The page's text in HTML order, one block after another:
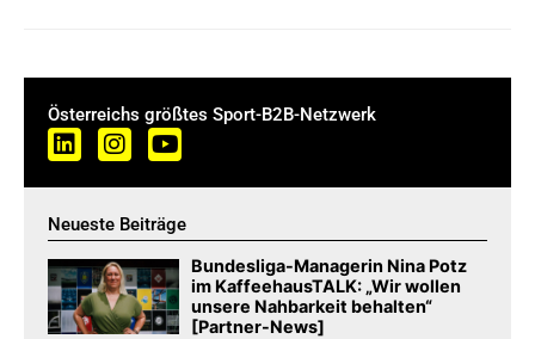
Österreichs größtes Sport-B2B-Netzwerk
Neueste Beiträge
Bundesliga-Managerin Nina Potz
im KaffeehausTALK: „Wir wollen
unsere Nahbarkeit behalten“
[Partner-News]